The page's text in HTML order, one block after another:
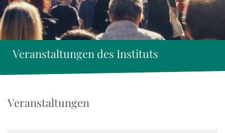
Veranstaltungen des Instituts
Veranstaltungen